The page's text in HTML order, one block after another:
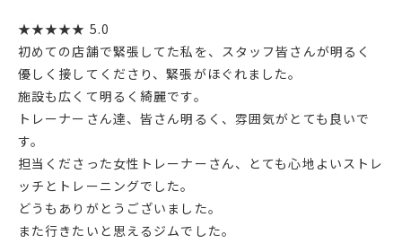
★★★★★ 5.0
初めての店舗で緊張してた私を、スタッフ皆さんが明るく
優しく接してくださり、緊張がほぐれました。
施設も広くて明るく綺麗です。
トレーナーさん達、皆さん明るく、雰囲気がとても良いで
す。
担当くださった女性トレーナーさん、とても心地よいストレ
ッチとトレーニングでした。
どうもありがとうございました。
また行きたいと思えるジムでした。